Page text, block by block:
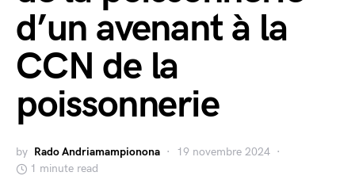
d’un avenant à la
CCN de la
poissonnerie
by Rado Andriamampionona
19 novembre 2024
1 minute read